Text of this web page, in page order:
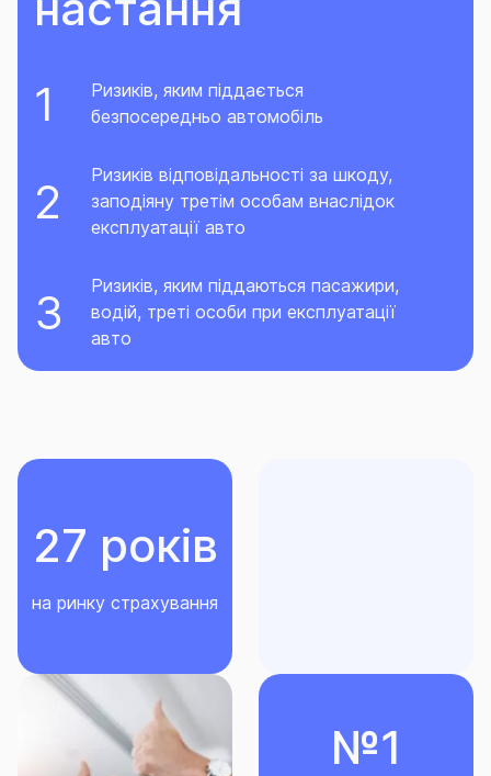
Ризиків, яким піддається
безпосередньо автомобіль
Ризиків відповідальності за шкоду,
заподіяну третім особам внаслідок
експлуатації авто
Ризиків, яким піддаються пасажири,
водій, треті особи при експлуатації
авто
27 років
на ринку страхування
№1